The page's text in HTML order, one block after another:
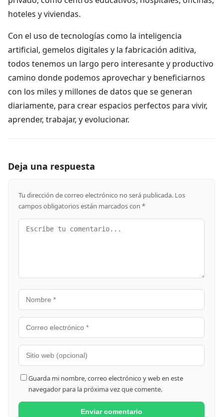
hoteles y viviendas.
Con el uso de tecnologías como la inteligencia
artificial, gemelos digitales y la fabricación aditiva,
todos tenemos un largo pero interesante y productivo
camino donde podemos aprovechar y beneficiarnos
con los miles y millones de datos que se generan
diariamente, para crear espacios perfectos para vivir,
aprender, trabajar, y evolucionar.
Deja una respuesta
Tu dirección de correo electrónico no será publicada. Los
campos obligatorios están marcados con *
Guarda mi nombre, correo electrónico y web en este
navegador para la próxima vez que comente.